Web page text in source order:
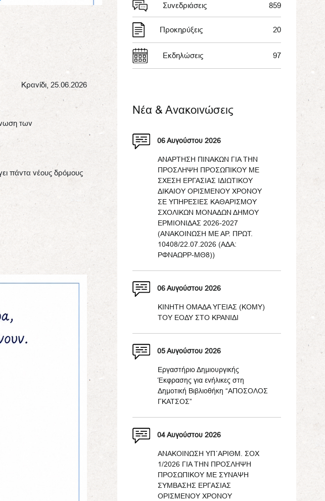
Κρανίδι, 25.06.2026
των
πάντα νέους δρόμους
Συνεδριάσεις 859
Προκηρύξεις 20
Εκδηλώσεις 97
Νέα & Ανακοινώσεις
06 Αυγούστου 2026
ΑΝΑΡΤΗΣΗ ΠΙΝΑΚΩΝ ΓΙΑ ΤΗΝ
ΠΡΟΣΛΗΨΗ ΠΡΟΣΩΠΙΚΟΥ ΜΕ
ΣΧΕΣΗ ΕΡΓΑΣΙΑΣ ΙΔΙΩΤΙΚΟΥ
ΔΙΚΑΙΟΥ ΟΡΙΣΜΕΝΟΥ ΧΡΟΝΟΥ
ΣΕ ΥΠΗΡΕΣΙΕΣ ΚΑΘΑΡΙΣΜΟΥ
ΣΧΟΛΙΚΩΝ ΜΟΝΑΔΩΝ ΔΗΜΟΥ
ΕΡΜΙΟΝΙΔΑΣ 2026-2027
(ΑΝΑΚΟΙΝΩΣΗ ΜΕ ΑΡ. ΠΡΩΤ.
10408/22.07.2026 (ΑΔΑ:
ΡΦΝΑΩΡΡ-ΜΘ8))
06 Αυγούστου 2026
ΚΙΝΗΤΗ ΟΜΑΔΑ ΥΓΕΙΑΣ (ΚΟΜΥ)
ΤΟΥ ΕΟΔΥ ΣΤΟ ΚΡΑΝΙΔΙ
05 Αυγούστου 2026
Εργαστήριο Δημιουργικής
Έκφρασης για ενήλικες στη
Δημοτική Βιβλιοθήκη “ΑΠΟΣΟΛΟΣ
ΓΚΑΤΣΟΣ”
04 Αυγούστου 2026
ΑΝΑΚΟΙΝΩΣΗ ΥΠ΄ΑΡΙΘΜ. ΣΟΧ
1/2026 ΓΙΑ ΤΗΝ ΠΡΟΣΛΗΨΗ
ΠΡΟΣΩΠΙΚΟΥ ΜΕ ΣΥΝΑΨΗ
ΣΥΜΒΑΣΗΣ ΕΡΓΑΣΙΑΣ
ΟΡΙΣΜΕΝΟΥ ΧΡΟΝΟΥ